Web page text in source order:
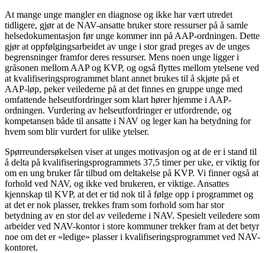
At mange unge mangler en diagnose og ikke har vært utredet
tidligere, gjør at de NAV-ansatte bruker store ressurser på å samle
helsedokumentasjon før unge kommer inn på AAP-ordningen. Dette
gjør at oppfølgingsarbeidet av unge i stor grad preges av de unges
begrensninger framfor deres ressurser. Mens noen unge ligger i
gråsonen mellom AAP og KVP, og også flyttes mellom ytelsene ved
at kvalifiseringsprogrammet blant annet brukes til å skjøte på et
AAP-løp, peker veilederne på at det finnes en gruppe unge med
omfattende helseutfordringer som klart hører hjemme i AAP-
ordningen. Vurdering av helseutfordringer er utfordrende, og
kompetansen både til ansatte i NAV og leger kan ha betydning for
hvem som blir vurdert for ulike ytelser.
Spørreundersøkelsen viser at unges motivasjon og at de er i stand til
å delta på kvalifiseringsprogrammets 37,5 timer per uke, er viktig for
om en ung bruker får tilbud om deltakelse på KVP. Vi finner også at
forhold ved NAV, og ikke ved brukeren, er viktige. Ansattes
kjennskap til KVP, at det er tid nok til å følge opp i programmet og
at det er nok plasser, trekkes fram som forhold som har stor
betydning av en stor del av veilederne i NAV. Spesielt veiledere som
arbeider ved NAV-kontor i store kommuner trekker fram at det betyr
noe om det er «ledige» plasser i kvalifiseringsprogrammet ved NAV-
kontoret.